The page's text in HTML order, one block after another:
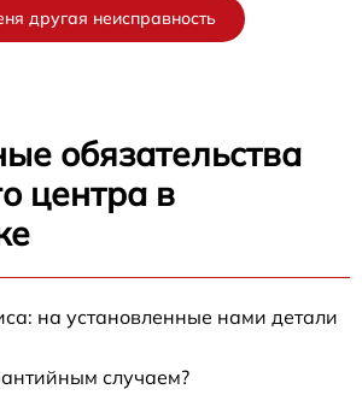
другая неисправность
обязательства
центра в
на установленные нами детали
случаем?